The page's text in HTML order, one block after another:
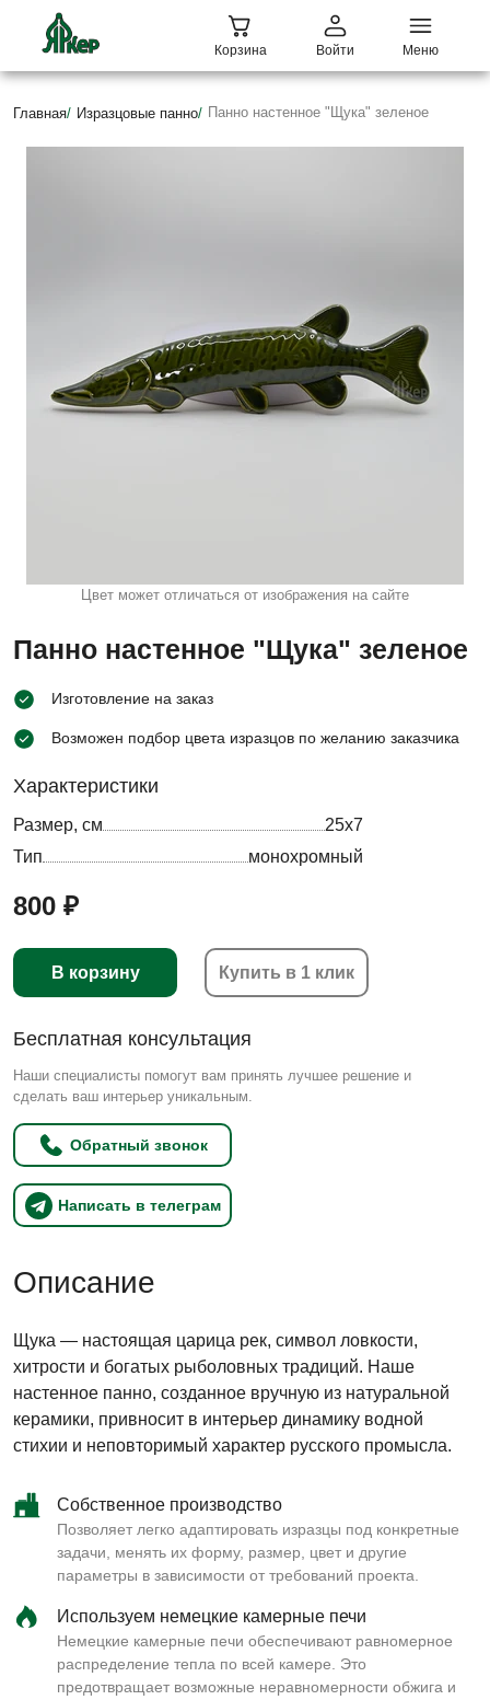
Корзина Войти Меню
Главная/ Изразцовые панно/ Панно настенное "Щука" зеленое
Цвет может отличаться от изображения на сайте
Панно настенное "Щука" зеленое
Изготовление на заказ
Возможен подбор цвета изразцов по желанию заказчика
Характеристики
Размер, см
25х7
Тип
монохромный
800 ₽
В корзину Купить в 1 клик
Бесплатная консультация
Наши специалисты помогут вам принять лучшее решение и
сделать ваш интерьер уникальным.
Обратный звонок
Написать в телеграм
Описание
Щука — настоящая царица рек, символ ловкости,
хитрости и богатых рыболовных традиций. Наше
настенное панно, созданное вручную из натуральной
керамики, привносит в интерьер динамику водной
стихии и неповторимый характер русского промысла.
Собственное производство
Позволяет легко адаптировать изразцы под конкретные
задачи, менять их форму, размер, цвет и другие
параметры в зависимости от требований проекта.
Используем немецкие камерные печи
Немецкие камерные печи обеспечивают равномерное
распределение тепла по всей камере. Это
предотвращает возможные неравномерности обжига и